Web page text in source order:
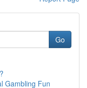
Go
Gambling Fun